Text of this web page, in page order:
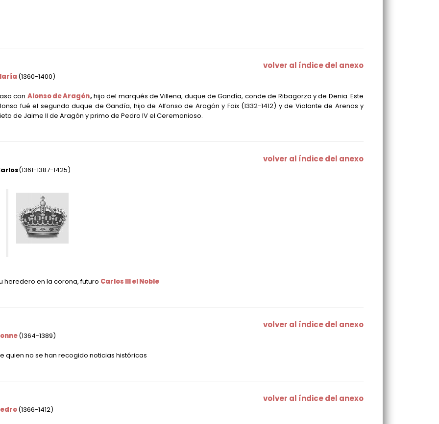
volver al índice del anexo
(1360-1400)
con Alonso de Aragón, hijo del marqués de Villena, duque de Gandía, conde de Ribagorza y de Denia. Este
fué el segundo duque de Gandía, hijo de Alfonso de Aragón y Foix (1332-1412) y de Violante de Arenos y
de Jaime II de Aragón y primo de Pedro IV el Ceremonioso.
volver al índice del anexo
(1361-1387-1425)
heredero en la corona, futuro Carlos III el Noble
volver al índice del anexo
(1364-1389)
quien no se han recogido noticias históricas
volver al índice del anexo
(1366-1412)